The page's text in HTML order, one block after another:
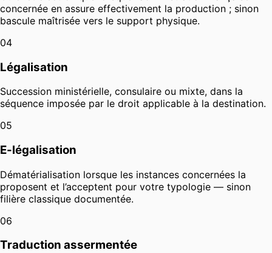
concernée en assure effectivement la production ; sinon
bascule maîtrisée vers le support physique.
04
Légalisation
Succession ministérielle, consulaire ou mixte, dans la
séquence imposée par le droit applicable à la destination.
05
E-légalisation
Dématérialisation lorsque les instances concernées la
proposent et l’acceptent pour votre typologie — sinon
filière classique documentée.
06
Traduction assermentée